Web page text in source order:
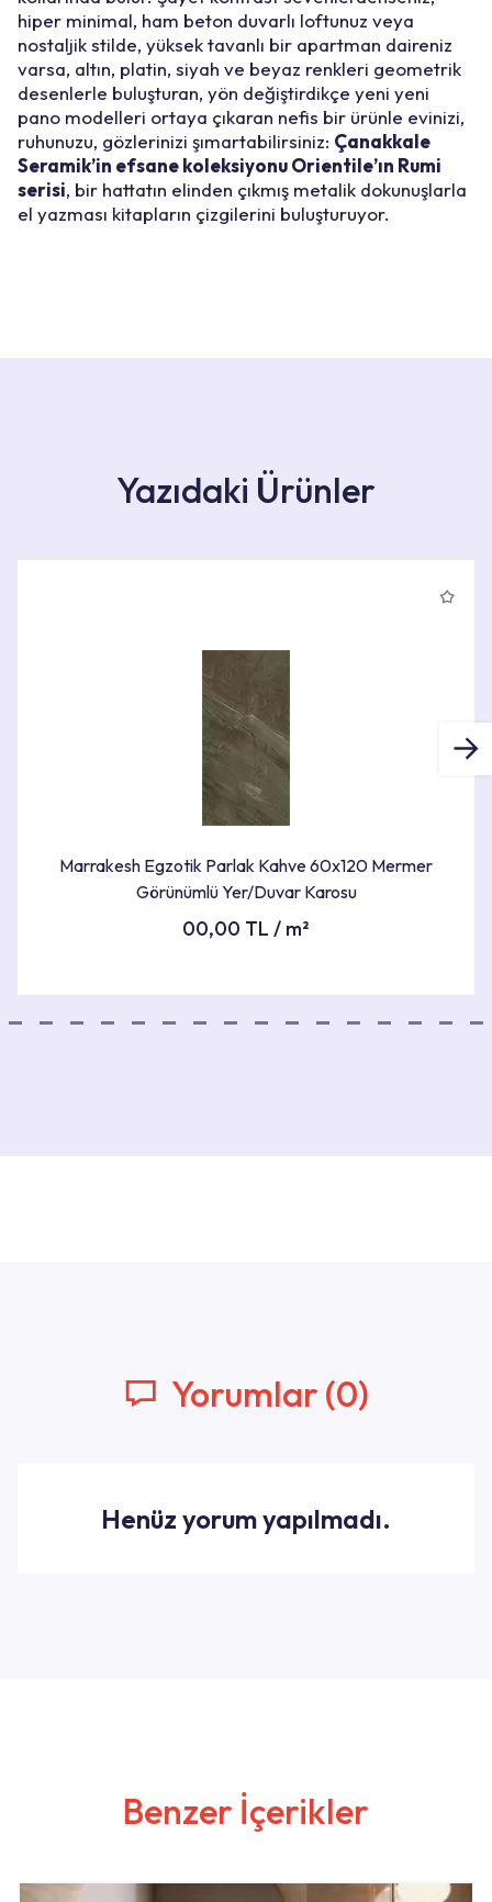
hiper minimal, ham beton duvarlı loftunuz veya
nostaljik stilde, yüksek tavanlı bir apartman daireniz
varsa, altın, platin, siyah ve beyaz renkleri geometrik
desenlerle buluşturan, yön değiştirdikçe yeni yeni
pano modelleri ortaya çıkaran nefis bir ürünle evinizi,
ruhunuzu, gözlerinizi şımartabilirsiniz: Çanakkale
Seramik’in efsane koleksiyonu Orientile’ın Rumi
serisi, bir hattatın elinden çıkmış metalik dokunuşlarla
el yazması kitapların çizgilerini buluşturuyor.
Yazıdaki Ürünler
Marrakesh Egzotik Parlak Kahve 60x120 Mermer
Görünümlü Yer/Duvar Karosu
00,00 TL / m²
Ürün Bilgileri
ÜRÜN BOYUTLARI
60X120X0cm
RENK
Kahve Tonları
ÜRÜNÜ GÖR
Yorumlar (0)
Henüz yorum yapılmadı.
Benzer İçerikler